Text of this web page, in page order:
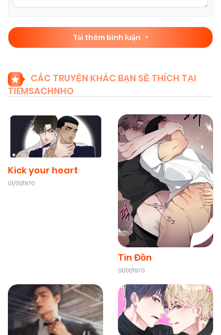
Chapter 1 09/11/2025
Tải thêm bình luận
CÁC TRUYỆN KHÁC BẠN SẼ THÍCH TẠI
TIEMSACHNHO
Kick your heart
01/01/1970
Tin Đồn
01/01/1970